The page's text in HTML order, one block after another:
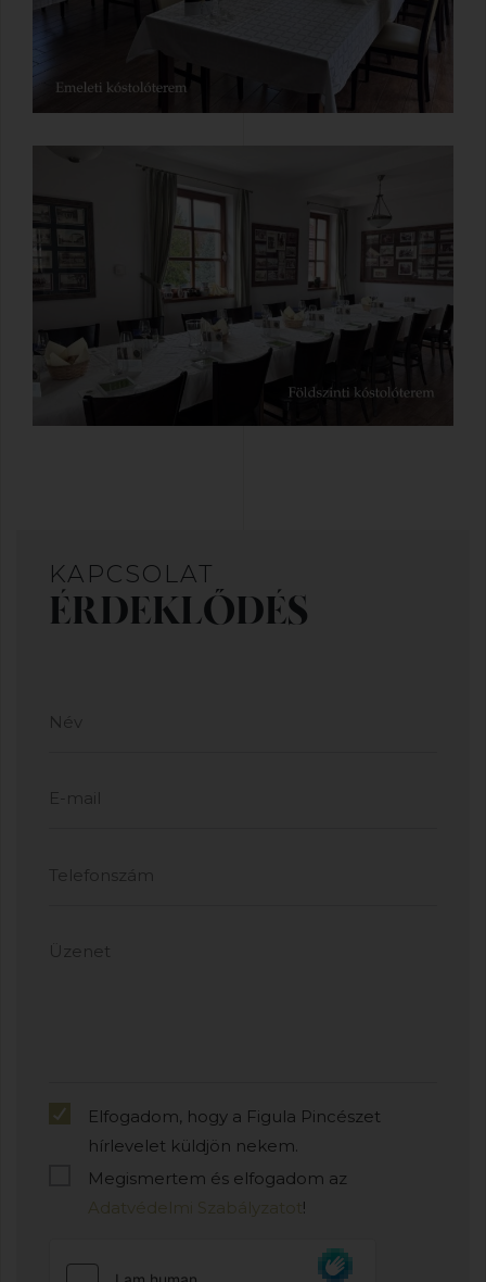
KAPCSOLAT
ÉRDEKLŐDÉS
Elfogadom, hogy a Figula Pincészet
hírlevelet küldjön nekem.
Megismertem és elfogadom az
Adatvédelmi Szabályzatot !